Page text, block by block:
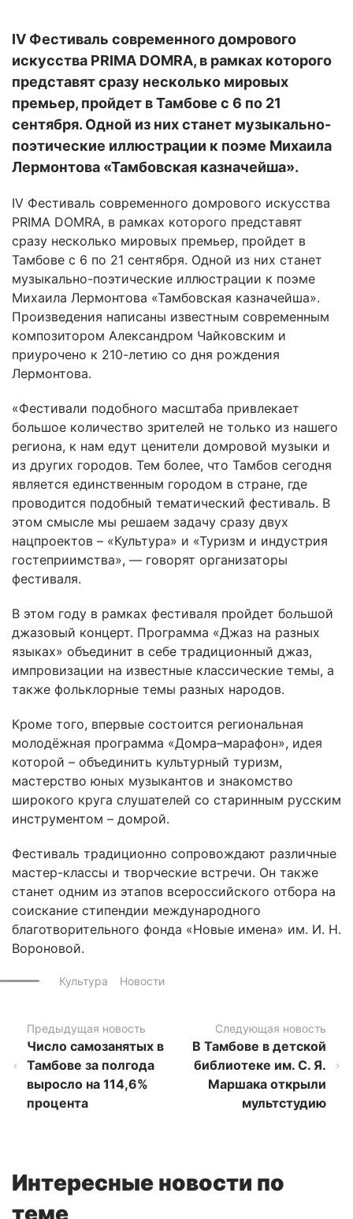
IV Фестиваль современного домрового
искусства PRIMA DOMRA, в рамках которого
представят сразу несколько мировых
премьер, пройдет в Тамбове с 6 по 21
сентября. Одной из них станет музыкально-
поэтические иллюстрации к поэме Михаила
Лермонтова «Тамбовская казначейша».
IV Фестиваль современного домрового искусства
PRIMA DOMRA, в рамках которого представят
сразу несколько мировых премьер, пройдет в
Тамбове с 6 по 21 сентября. Одной из них станет
музыкально-поэтические иллюстрации к поэме
Михаила Лермонтова «Тамбовская казначейша».
Произведения написаны известным современным
композитором Александром Чайковским и
приурочено к 210-летию со дня рождения
Лермонтова.
«Фестивали подобного масштаба привлекает
большое количество зрителей не только из нашего
региона, к нам едут ценители домровой музыки и
из других городов. Тем более, что Тамбов сегодня
является единственным городом в стране, где
проводится подобный тематический фестиваль. В
этом смысле мы решаем задачу сразу двух
нацпроектов – «Культура» и «Туризм и индустрия
гостеприимства», — говорят организаторы
фестиваля.
В этом году в рамках фестиваля пройдет большой
джазовый концерт. Программа «Джаз на разных
языках» объединит в себе традиционный джаз,
импровизации на известные классические темы, а
также фольклорные темы разных народов.
Кроме того, впервые состоится региональная
молодёжная программа «Домра–марафон», идея
которой – объединить культурный туризм,
мастерство юных музыкантов и знакомство
широкого круга слушателей со старинным русским
инструментом – домрой.
Фестиваль традиционно сопровождают различные
мастер-классы и творческие встречи. Он также
станет одним из этапов всероссийского отбора на
соискание стипендии международного
благотворительного фонда «Новые имена» им. И. Н.
Вороновой.
Культура Новости
Предыдущая новость
Число самозанятых в
Тамбове за полгода
выросло на 114,6%
процента
Следующая новость
В Тамбове в детской
библиотеке им. С. Я.
Маршака открыли
мультстудию
Интересные новости по
теме